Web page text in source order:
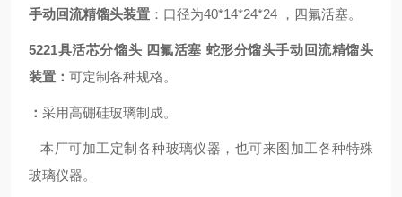
手动回流精馏头装置 ：口径为40*14*24*24 ，四氟活塞。
5221具活芯分馏头 四氟活塞 蛇形分馏头手动回流精馏头
装置： 可定制各种规格。
： 采用高硼硅玻璃制成。
本厂可加工定制各种玻璃仪器，也可来图加工各种特殊
玻璃仪器。